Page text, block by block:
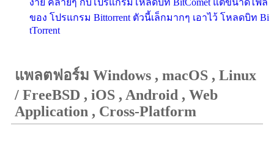
ง่าย คล้ายๆ กับโปรแกรมโหลดบิท BitComet แต่ขนาดไฟล์
ของ โปรแกรม Bittorrent ตัวนี้เล็กมากๆ เอาไว้ โหลดบิท Bi
tTorrent
แพลตฟอร์ม Windows , macOS , Linux
/ FreeBSD , iOS , Android , Web
Application , Cross-Platform